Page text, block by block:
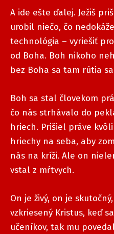
A ide ešte ďalej. Ježiš
urobil niečo, čo
technológia – vyriešiť
od Boha. Boh nikoho
bez Boha sa tam rútia
Boh sa stal človekom
čo nás strhávalo do
hriech. Prišiel práve
hriechy na seba, aby
nás na kríži. Ale on
vstal z mŕtvych.
On je živý, on je
vzkriesený Kristus, keď
učeníkov, tak mu